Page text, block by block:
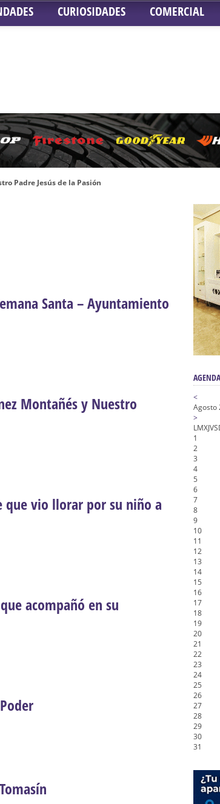
CURIOSIDADES COMERCIAL
Padre Jesús de la Pasión
de Nuestra Señora de la Encarnación Coronada –
Vía Crucis y Traslado – Siete Palabras
Santa – Ayuntamiento
Montañés y Nuestro
que vio llorar por su niño a
acompañó en su
<
Agosto
>
LMXJVS
1
2
3
4
5
6
7
8
9
10
11
12
13
14
15
16
17
18
19
20
21
22
23
24
25
26
27
28
29
30
31